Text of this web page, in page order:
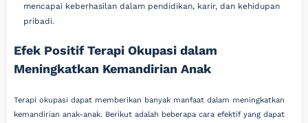
mencapai keberhasilan dalam pendidikan, karir, dan kehidupan
pribadi.
Efek Positif Terapi Okupasi dalam
Meningkatkan Kemandirian Anak
Terapi okupasi dapat memberikan banyak manfaat dalam meningkatkan
kemandirian anak-anak. Berikut adalah beberapa cara efektif yang dapat